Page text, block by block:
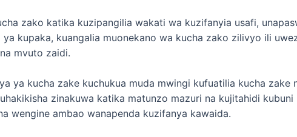
zako katika kuzipangilia wakati wa kuzifanyia usafi,
kupaka, kuangalia muonekano wa kucha zako zilivyo ili
mvuto zaidi.
ya kucha zake kuchukua muda mwingi kufuatilia kucha zake
zinakuwa katika matunzo mazuri na kujitahidi kubuni
wengine ambao wanapenda kuzifanya kawaida.